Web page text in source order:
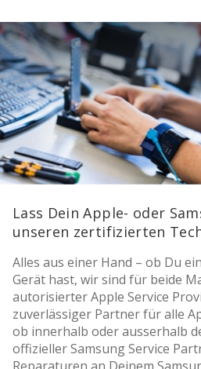
Lass Dein Apple- oder
unseren zertifizierten
Alles aus einer Hand – ob Du
Gerät hast, wir sind für beide
autorisierter Apple Service
zuverlässiger Partner für alle
ob innerhalb oder ausserhalb
offizieller Samsung Service